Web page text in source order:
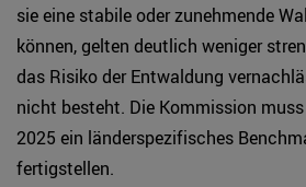
sie eine stabile oder zunehmende
können, gelten deutlich weniger
das Risiko der Entwaldung
nicht besteht. Die Kommission
2025 ein länderspezifisches
fertigstellen.